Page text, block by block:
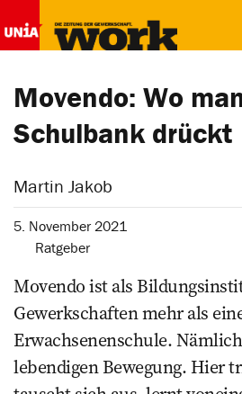
Movendo: Wo
Schulbank drückt
Martin Jakob
5. November 2021
Ratgeber
Movendo ist als
Gewerkschaften mehr als
Erwachsenenschule.
lebendigen Bewegung. Hier